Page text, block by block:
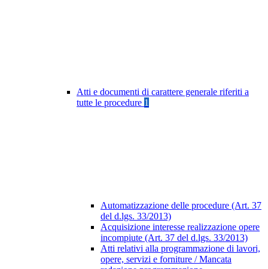
Atti e documenti di carattere generale riferiti a
tutte le procedure 1
Automatizzazione delle procedure (Art. 37
del d.lgs. 33/2013)
Acquisizione interesse realizzazione opere
incompiute (Art. 37 del d.lgs. 33/2013)
Atti relativi alla programmazione di lavori,
opere, servizi e forniture / Mancata